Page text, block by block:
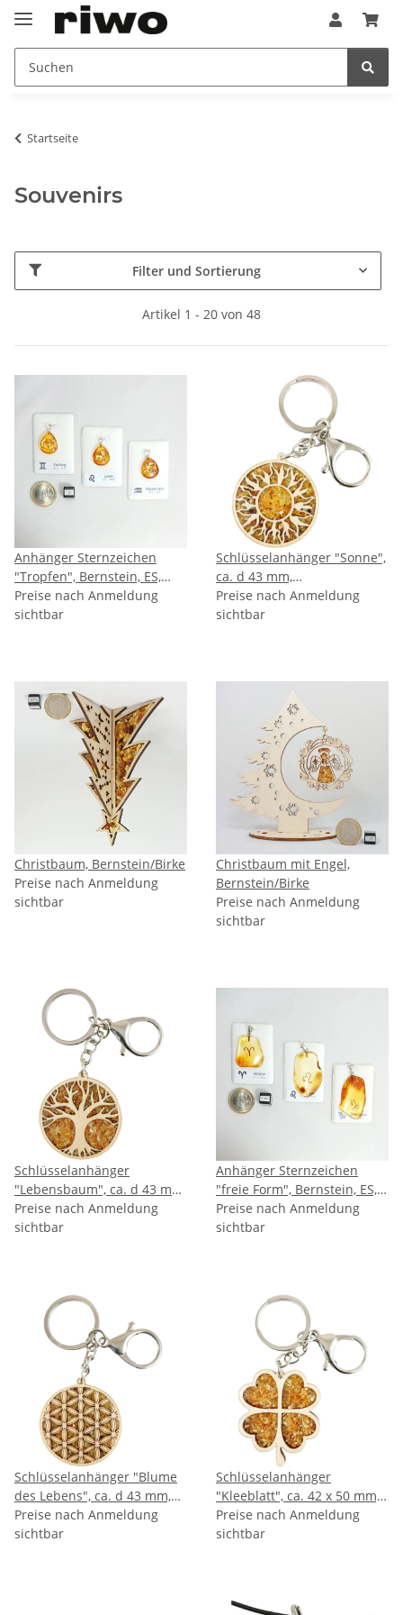
Startseite
Souvenirs
Filter und Sortierung
Artikel 1 - 20 von 48
Anhänger Sternzeichen
"Tropfen", Bernstein, ES,
inkl. "Sack & Pack"
Preise nach Anmeldung
sichtbar
Schlüsselanhänger "Sonne",
ca. d 43 mm,
Bernstein/Birkenholz
zwischen 2 Acrylplatten
Preise nach Anmeldung
sichtbar
Christbaum, Bernstein/Birke
Preise nach Anmeldung
sichtbar
Christbaum mit Engel,
Bernstein/Birke
Preise nach Anmeldung
sichtbar
Schlüsselanhänger
"Lebensbaum", ca. d 43 mm,
Bernstein/Birkenholz
zwischen 2 Acrylplatten
Preise nach Anmeldung
sichtbar
Anhänger Sternzeichen
"freie Form", Bernstein, ES,
inkl. "Sack & Pack"
Preise nach Anmeldung
sichtbar
Schlüsselanhänger "Blume
des Lebens", ca. d 43 mm,
Bernstein/Birkenholz
zwischen 2 Acrylplatten,
Preise nach Anmeldung
sichtbar
Schlüsselanhänger
"Kleeblatt", ca. 42 x 50 mm,
Bernstein/Birkenholz
zwischen 2 Acrylplatten
Preise nach Anmeldung
sichtbar